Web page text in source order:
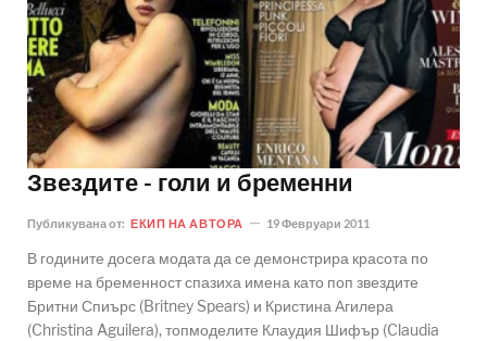
Звездите - голи и бременни
Публикувана от: ЕКИП НА АВТОРА 19 Февруари 2011
В годините досега модата да се демонстрира красота по
време на бременност спазиха имена като поп звездите
Бритни Спиърс (Britney Spears) и Кристина Агилера
(Christina Aguilera), топмоделите Клаудия Шифър (Claudia